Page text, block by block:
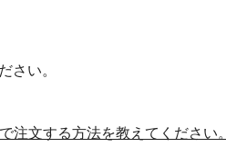
さい。
注文する方法を教えてください。